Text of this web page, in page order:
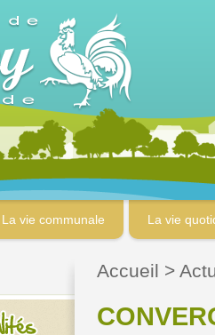
La vie communale La vie
Accueil >